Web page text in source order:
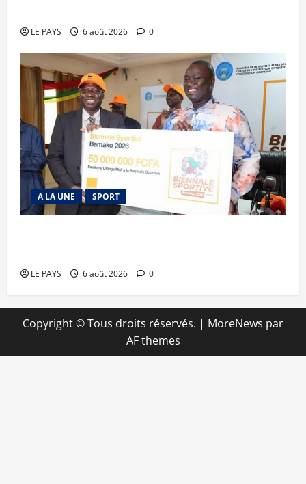
LE PAYS 6 août 2026 0
A LA UNE SPORT
LE PAYS 6 août 2026 0
Copyright © Tous droits réservés. | MoreNews par
AF themes